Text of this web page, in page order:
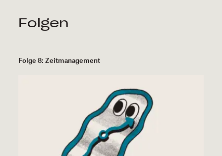
Folgen
Folge 8: Zeitmanagement